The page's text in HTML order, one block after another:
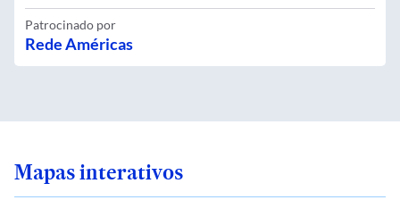
Patrocinado por
Rede Américas
Mapas interativos